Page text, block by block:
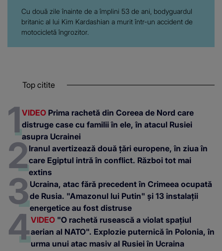
Cu două zile înainte de a împlini 53 de ani, bodyguardul
britanic al lui Kim Kardashian a murit într-un accident de
motocicletă îngrozitor.
Top citite
VIDEO Prima rachetă din Coreea de Nord care
distruge case cu familii în ele, în atacul Rusiei
asupra Ucrainei
Iranul avertizează două țări europene, în ziua în
care Egiptul intră în conflict. Război tot mai
extins
Ucraina, atac fără precedent în Crimeea ocupată
de Rusia. "Amazonul lui Putin" și 13 instalații
energetice au fost distruse
VIDEO "O rachetă rusească a violat spațiul
aerian al NATO". Explozie puternică în Polonia, în
urma unui atac masiv al Rusiei în Ucraina